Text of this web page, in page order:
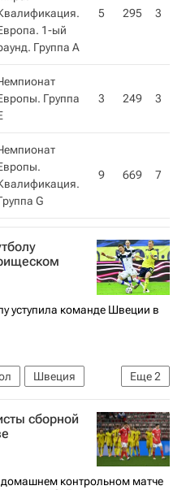
1-ый
Группа A
5 295 3
Группа
3 249 3
G
9 669 7
уступила команде Швеции в
Еще2
Швеция
сборной
контрольном матче